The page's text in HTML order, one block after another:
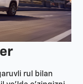
rul bilan